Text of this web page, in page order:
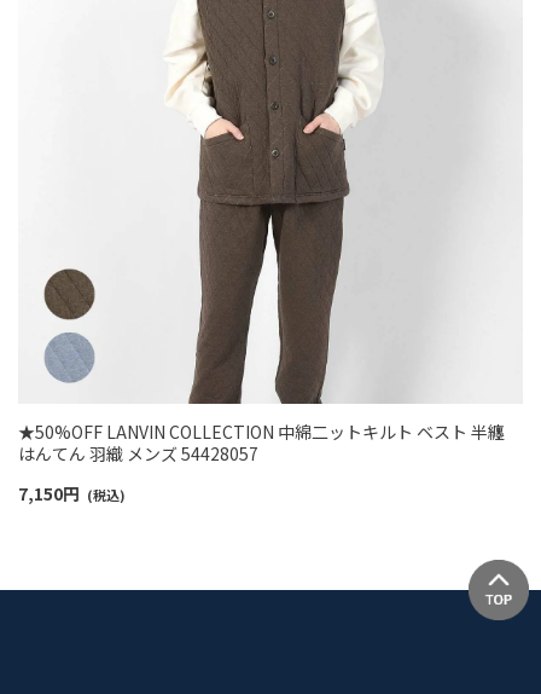
★50%OFF LANVIN COLLECTION 中綿二ットキルト ベスト 半纏
はんてん 羽織 メンズ 54428057
7,150円 (税込)